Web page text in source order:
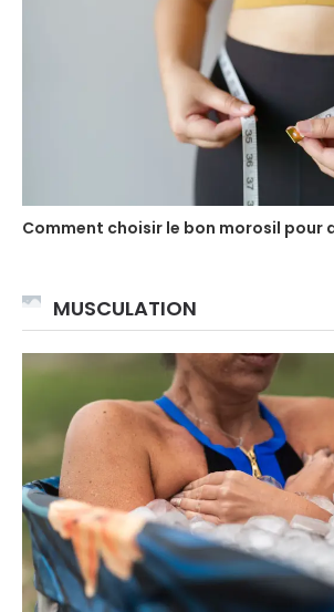
Comment choisir le bon morosil pour
MUSCULATION